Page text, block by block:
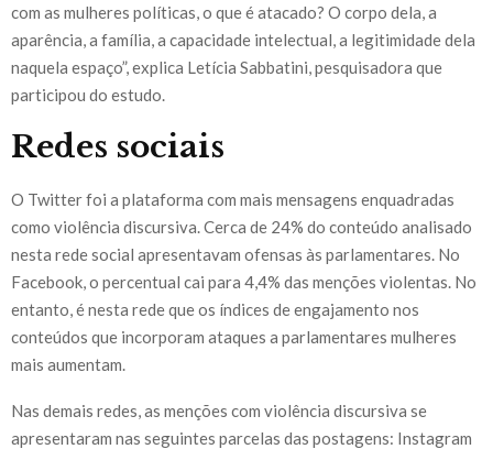
com as mulheres políticas, o que é atacado? O corpo dela, a
aparência, a família, a capacidade intelectual, a legitimidade dela
naquela espaço”, explica Letícia Sabbatini, pesquisadora que
participou do estudo.
Redes sociais
O Twitter foi a plataforma com mais mensagens enquadradas
como violência discursiva. Cerca de 24% do conteúdo analisado
nesta rede social apresentavam ofensas às parlamentares. No
Facebook, o percentual cai para 4,4% das menções violentas. No
entanto, é nesta rede que os índices de engajamento nos
conteúdos que incorporam ataques a parlamentares mulheres
mais aumentam.
Nas demais redes, as menções com violência discursiva se
apresentaram nas seguintes parcelas das postagens: Instagram